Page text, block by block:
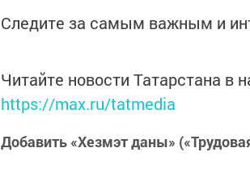
Следите за самым важным и
Читайте новости Татарстана
https://max.ru/tatmedia
Добавить «Хезмэт даны»